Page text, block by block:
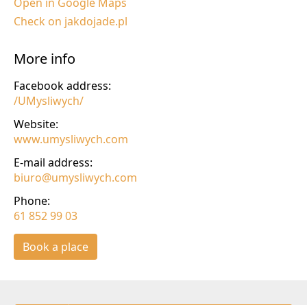
Check on jakdojade.pl
More info
Facebook address:
/UMysliwych/
Website:
www.umysliwych.com
E-mail address:
biuro@umysliwych.com
Phone:
61 852 99 03
Book a place